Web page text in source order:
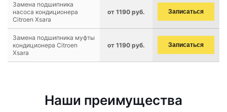
Замена подшипника
насоса кондиционера
Citroen Xsara
от 1190 руб. Записаться
Замена подшипника муфты
кондиционера Citroen
Xsara
от 1190 руб. Записаться
Наши преимущества